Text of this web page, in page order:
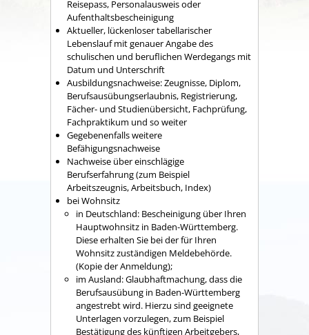
Reisepass, Personalausweis oder
Aufenthaltsbescheinigung
Aktueller, lückenloser tabellarischer
Lebenslauf mit genauer Angabe des
schulischen und beruflichen Werdegangs mit
Datum und Unterschrift
Ausbildungsnachweise: Zeugnisse, Diplom,
Berufsausübungserlaubnis, Registrierung,
Fächer- und Studienübersicht, Fachprüfung,
Fachpraktikum und so weiter
Gegebenenfalls weitere
Befähigungsnachweise
Nachweise über einschlägige
Berufserfahrung (zum Beispiel
Arbeitszeugnis, Arbeitsbuch, Index)
bei Wohnsitz
in Deutschland: Bescheinigung über Ihren
Hauptwohnsitz in Baden-Württemberg.
Diese erhalten Sie bei der für Ihren
Wohnsitz zuständigen Meldebehörde.
(Kopie der Anmeldung);
im Ausland: Glaubhaftmachung, dass die
Berufsausübung in Baden-Württemberg
angestrebt wird. Hierzu sind geeignete
Unterlagen vorzulegen, zum Beispiel
Bestätigung des künftigen Arbeitgebers,